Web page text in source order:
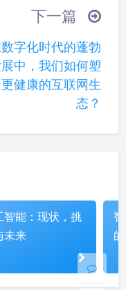
Sans Serif Serif
浅阴影
ノ
ฅ)
下一篇
字化时代的蓬勃
中，我们如何塑
健康的互联网生
态？
智能：现状，挑
未来